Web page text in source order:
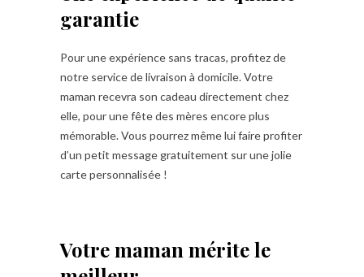
garantie
Pour une expérience sans tracas, profitez de
notre service de livraison à domicile. Votre
maman recevra son cadeau directement chez
elle, pour une fête des mères encore plus
mémorable. Vous pourrez même lui faire profiter
d’un petit message gratuitement sur une jolie
carte personnalisée !
Votre maman mérite le